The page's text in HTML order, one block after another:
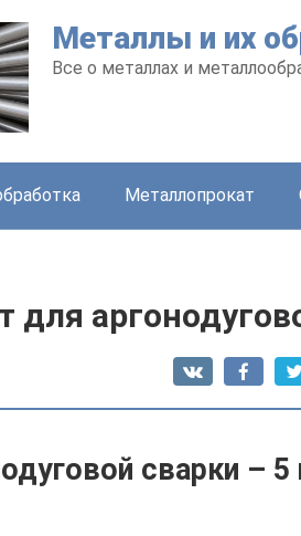
Металлы и их
Все о металлах и
Металлопрокат
для
сварки – 5